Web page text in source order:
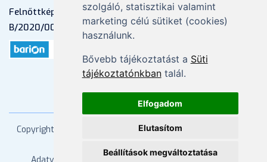
szolgáló, statisztikai valamint
marketing célú sütiket (cookies)
használunk.
Bővebb tájékoztatást a Süti
tájékoztatónkbantalál.
Elfogadom
Elutasítom
Beállítások megváltoztatása
Felnőttképzési nyilvántartási szám:
B/2020/000053
Copyright 2026 Mprx. Minden jog fenntartva